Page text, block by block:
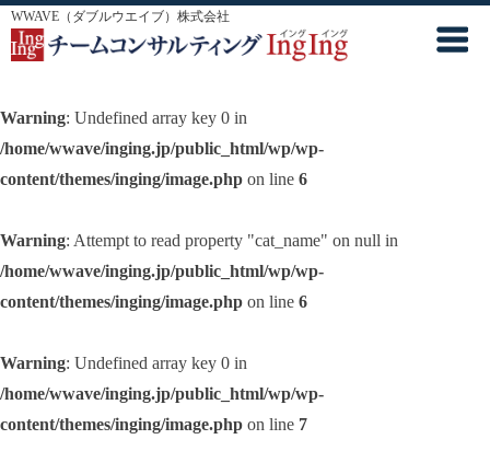
WWAVE（ダブルウエイブ）株式会社
Warning: Undefined array key 0 in
/home/wwave/inging.jp/public_html/wp/wp-
content/themes/inging/image.php on line 6
Warning: Attempt to read property "cat_name" on null in
/home/wwave/inging.jp/public_html/wp/wp-
content/themes/inging/image.php on line 6
Warning: Undefined array key 0 in
/home/wwave/inging.jp/public_html/wp/wp-
content/themes/inging/image.php on line 7